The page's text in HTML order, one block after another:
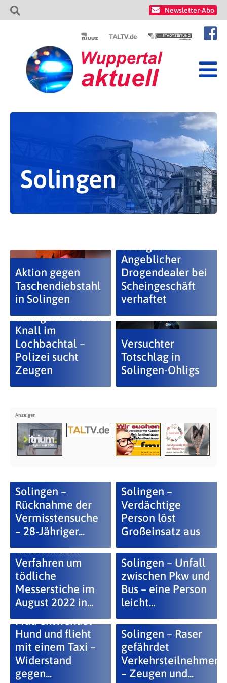
Newsletter-Abo
Solingen
Aktion gegen
Taschendiebstahl
in Solingen
Angeblicher
Drogendealer bei
Scheingeschäft
verhaftet
Solingen – Lauter
Knall im
Lochbachtal –
Polizei sucht
Zeugen
Versuchter
Totschlag in
Solingen-Ohligs
Solingen –
Rücknahme der
Vermisstensuche
– 28-Jähriger...
Solingen –
Verdächtige
Person löst
Großeinsatz aus
Urteil in dem
Verfahren um
tödliche
Messerstiche im
August 2022 in...
Solingen – Unfall
zwischen Pkw und
Bus – eine Person
leicht...
Frau entwendet
Hund und flieht
mit einem Taxi –
Widerstand
gegen...
Solingen – Raser
gefährdet
Verkehrsteilnehmer
– Zeugen und...